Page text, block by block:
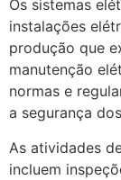
Os sistemas
instalações
produção que
manutenção
normas e
a segurança
As atividades
incluem